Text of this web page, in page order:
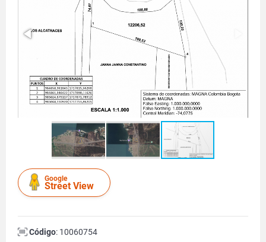
Google
Street View
Código: 10060754